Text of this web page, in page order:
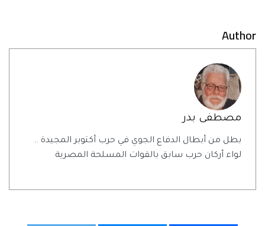
Author
مصطفى بدر
بطل من أبطال الدفاع الجوي في حرب أكتوبر المجيدة ..
لواء أركان حرب سابق بالقوات المسلحة المصرية